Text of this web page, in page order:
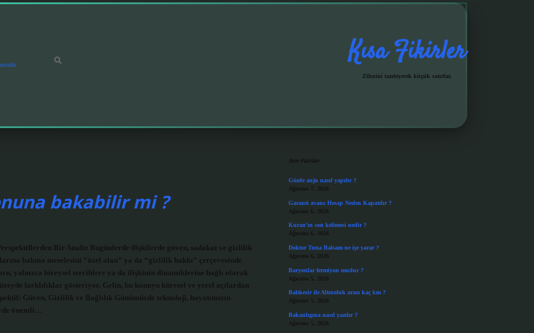
Kısa Fikirler
Zihnini tazeleyecek küçük satırlar.
bakabilir mi ?
Bir Analiz Bugünlerde ilişkilerde güven, sadakat ve gizlilik
bakma meselesini “özel alan” ya da “gizlilik hakkı” çerçevesinde
yalnızca bireysel tercihlere ya da ilişkinin dinamiklerine bağlı olarak
farklılıklar gösteriyor. Gelin, bu konuyu küresel ve yerel açılardan
Güven, Gizlilik ve Bağlılık Günümüzde teknoloji, hayatımızın
önemli…
Son Yazılar
Gözde anju nasıl yapılır ?
Ağustos 7, 2026
Garanti avans Hesap Neden Kapatılır ?
Ağustos 6, 2026
Kuran’ın son kelimesi nedir ?
Ağustos 6, 2026
Doktor Tuna Balsam ne işe yarar ?
Ağustos 6, 2026
Baryonlar fermiyon mudur ?
Ağustos 5, 2026
Balıkesir ile Altınoluk arası kaç km ?
Ağustos 5, 2026
Bakanlıgına nasıl yazılır ?
Ağustos 5, 2026